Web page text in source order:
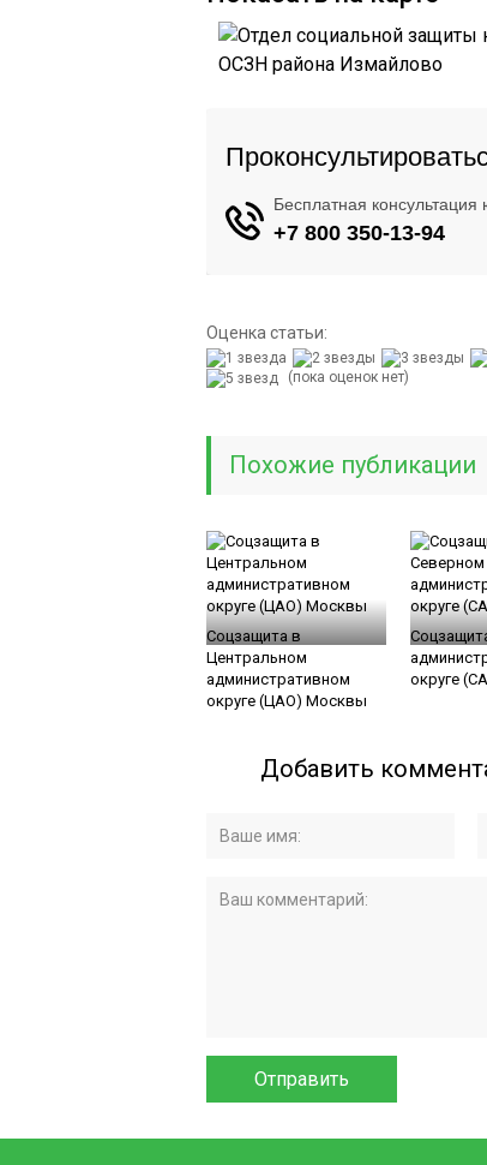
Оценка статьи:
(пока оценок нет)
Похожие публикации
Соцзащита в
Центральном
административном
округе (ЦАО) Москвы
округе
Добавить